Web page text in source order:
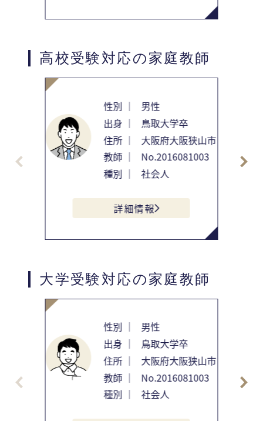
高校受験対応の家庭教師
性別 ｜
男性
出身 ｜
鳥取大学卒
住所 ｜
大阪府大阪狭山市
教師 ｜
No.2016081003
種別 ｜
社会人
詳細情報
大学受験対応の家庭教師
性別 ｜
男性
出身 ｜
鳥取大学卒
住所 ｜
大阪府大阪狭山市
教師 ｜
No.2016081003
種別 ｜
社会人